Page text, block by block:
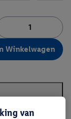
Winkelwagen
van